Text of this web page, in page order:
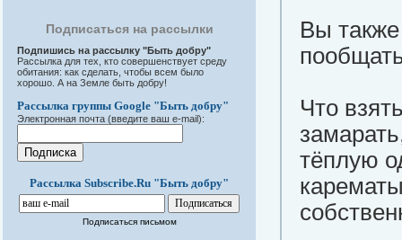
Подписаться на рассылки
Подпишись на рассылку "Быть добру"
Рассылка для тех, кто совершенствует среду
обитания: как сделать, чтобы всем было
хорошо. А на Земле быть добру!
Рассылка группы Google "Быть добру"
Электронная почта (введите ваш e-mail):
Рассылка Subscribe.Ru "Быть добру"
Подписаться письмом
Вы
Что
тёплую